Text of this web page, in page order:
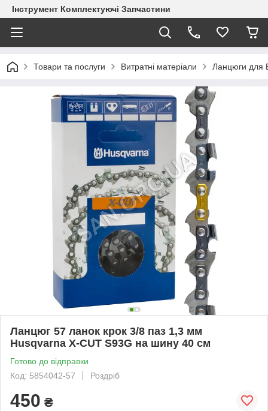
Інструмент Комплектуючі Запчастини
Товари та послуги Витратні матеріали Ланцюги для
Ланцюг 57 ланок крок 3/8 паз 1,3 мм
Husqvarna X-CUT S93G на шину 40 см
Готово до відправки
Код: 5854042-57
Роздріб
450 ₴